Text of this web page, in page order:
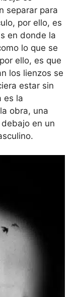
separar para
por ello, es
en donde la
lo que se
ello, es que
los lienzos se
estar sin
es la
obra, una
en un